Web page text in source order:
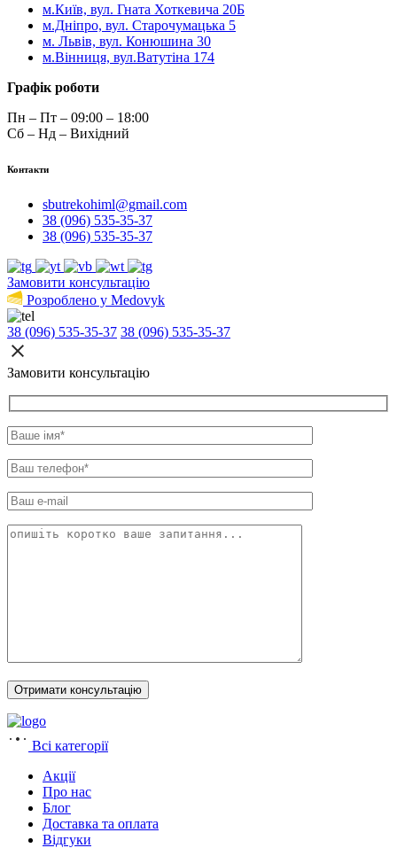
м.Київ, вул. Гната Хоткевича 20Б
м.Дніпро, вул. Старочумацька 5
м. Львів, вул. Конюшина 30
м.Вінниця, вул.Ватутіна 174
Графік роботи
Пн – Пт – 09:00 – 18:00
Сб – Нд – Вихідний
Контакти
sbutrekohiml@gmail.com
38 (096) 535-35-37
38 (096) 535-35-37
Замовити консультацію
Розроблено у Medovyk
38 (096) 535-35-37 38 (096) 535-35-37
Замовити консультацію
Всі категорії
Акції
Про нас
Блог
Доставка та оплата
Відгуки